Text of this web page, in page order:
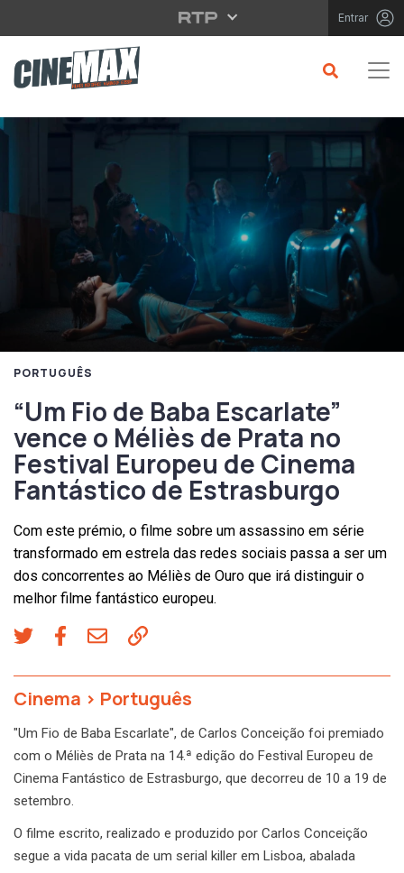
Saltar para o conteúdo principal Entrar
PORTUGUÊS
“Um Fio de Baba Escarlate”
vence o Méliès de Prata no
Festival Europeu de Cinema
Fantástico de Estrasburgo
Com este prémio, o filme sobre um assassino em série
transformado em estrela das redes sociais passa a ser um
dos concorrentes ao Méliès de Ouro que irá distinguir o
melhor filme fantástico europeu.
Cinema > Português
"Um Fio de Baba Escarlate", de Carlos Conceição foi premiado
com o Méliès de Prata na 14.ª edição do Festival Europeu de
Cinema Fantástico de Estrasburgo, que decorreu de 10 a 19 de
setembro.
O filme escrito, realizado e produzido por Carlos Conceição
segue a vida pacata de um serial killer em Lisboa, abalada